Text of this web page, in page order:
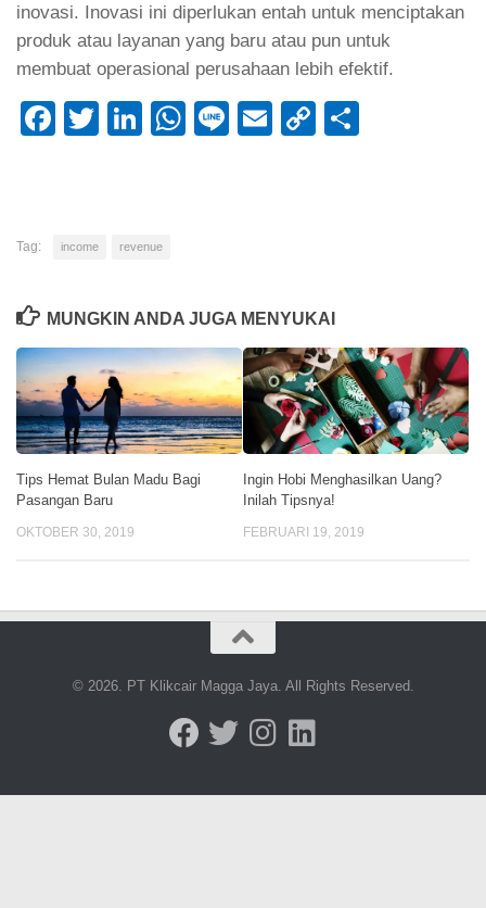
inovasi. Inovasi ini diperlukan entah untuk menciptakan
produk atau layanan yang baru atau pun untuk
membuat operasional perusahaan lebih efektif.
Facebook
Twitter
LinkedIn
WhatsApp
LineEmailCopy
Tag: income revenue
MUNGKIN ANDA JUGA MENYUKAI
Tips Hemat Bulan Madu Bagi
Pasangan Baru
OKTOBER 30, 2019
Ingin Hobi Menghasilkan Uang?
Inilah Tipsnya!
FEBRUARI 19, 2019
© 2026. PT Klikcair Magga Jaya. All Rights Reserved.